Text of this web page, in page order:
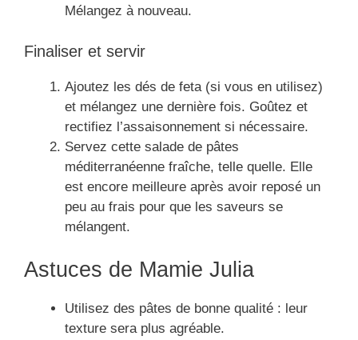
Mélangez à nouveau.
Finaliser et servir
Ajoutez les dés de feta (si vous en utilisez)
et mélangez une dernière fois. Goûtez et
rectifiez l’assaisonnement si nécessaire.
Servez cette salade de pâtes
méditerranéenne fraîche, telle quelle. Elle
est encore meilleure après avoir reposé un
peu au frais pour que les saveurs se
mélangent.
Astuces de Mamie Julia
Utilisez des pâtes de bonne qualité : leur
texture sera plus agréable.